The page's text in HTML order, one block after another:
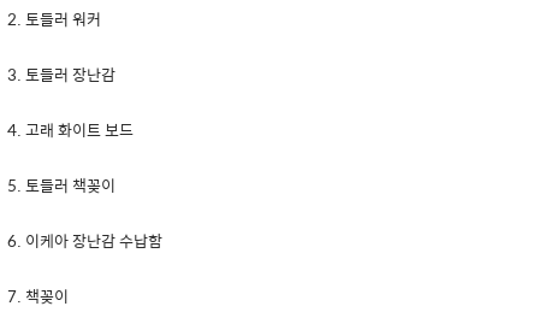
토들러 워커
토들러 장난감
고래 화이트 보드
토들러 책꽂이
이케아 장난감 수납함
책꽂이